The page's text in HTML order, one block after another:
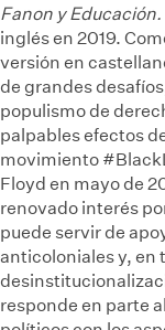
Fanon y
inglés en 2019.
versión en
de grandes
populismo de
palpables efectos
movimiento
Floyd en mayo de
renovado interés
puede servir de
anticoloniales y, en
responde en parte